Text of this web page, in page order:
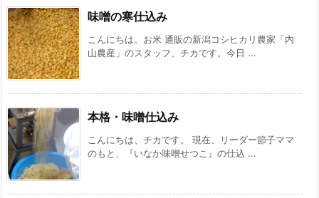
味噌の寒仕込み
こんにちは。お米 通販の新潟コシヒカリ農家「内
山農産」のスタッフ、チカです。今日 ...
本格・味噌仕込み
こんにちは、チカです。 現在、リーダー節子ママ
のもと、『いなか味噌せつこ』の仕込 ...